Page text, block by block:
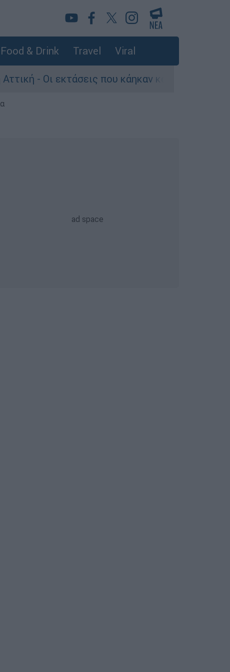
Food & Drink Travel Viral
που κάηκαν και η επόμενη μέρα του